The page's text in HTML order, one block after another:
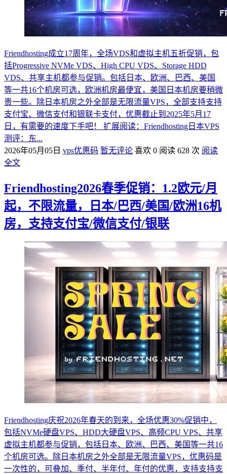
Friendhosting成立17周年，全场VDS和虚拟主机五折促销，包
括Progressive NVMe VDS、High CPU VDS、Storage HDD
VDS、共享主机都参与促销。包括日本、欧洲、巴西、美国
等一共16个机房可选，欧洲机房最便宜，美国日本机房要稍微
贵一些。除日本机房之外全部是无限流量VPS，全部支持支持
支付宝、微信支付和银联卡支付，优惠截止到2025年5月17
日，有需要的速度下手吧！ 扩展阅读：Friendhosting日本VPS
测评：东...
2026年05月05日 vps优惠码 暂无评论 喜欢 0 阅读 628 次 阅读
全文
Friendhosting2026春季促销：1.2欧元/月
起，不限流量，日本/巴西/美国/欧洲16机
房，支持支付宝/微信支付/银联
Friendhosting庆祝2026年春天的到来，全场优惠30%促销中，
包括NVMe硬盘VPS、HDD大硬盘VPS、高频CPU VPS、共享
虚拟主机都参与促销，包括日本、欧洲、巴西、美国等一共16
个机房可选。除日本机房之外全部是无限流量VPS，优惠码是
一次性的，可叠加、季付、半年付、年付的优惠，支持支持支